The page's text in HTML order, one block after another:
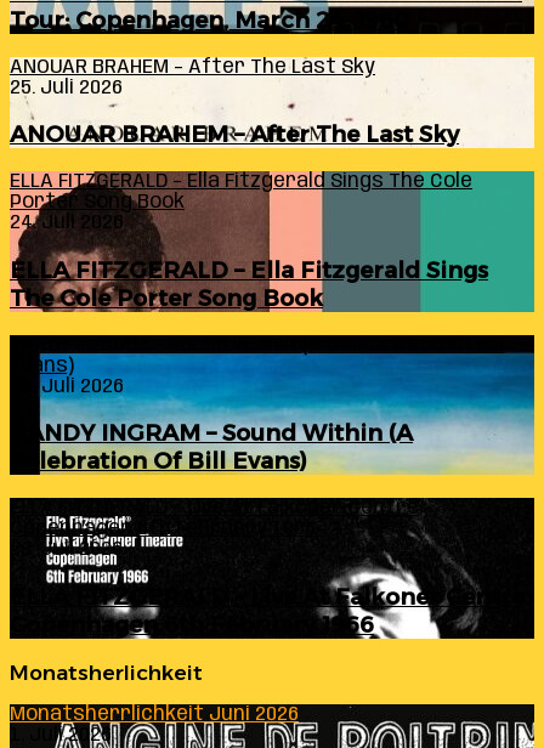
Tour: Copenhagen, March 24, 1960
ANOUAR BRAHEM – After The Last Sky
25. Juli 2026
ANOUAR BRAHEM – After The Last Sky
ELLA FITZGERALD – Ella Fitzgerald Sings The Cole
Porter Song Book
24. Juli 2026
ELLA FITZGERALD – Ella Fitzgerald Sings
The Cole Porter Song Book
Evans)
24. Juli 2026
RANDY INGRAM – Sound Within (A
Celebration Of Bill Evans)
ELLA FITZGERALD – Live At Falkoner Centre
Copenhagen 6th February 1966
23. Juli 2026
ELLA FITZGERALD – Live At Falkoner Centre
Copenhagen 6th February 1966
Monatsherlichkeit
Monatsherrlichkeit Juni 2026
1. Juli 2026